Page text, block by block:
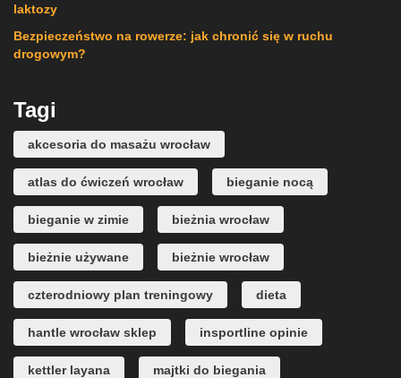
laktozy
Bezpieczeństwo na rowerze: jak chronić się w ruchu
drogowym?
Tagi
akcesoria do masażu wrocław
atlas do ćwiczeń wrocław bieganie nocą
bieganie w zimie bieżnia wrocław
bieżnie używane bieżnie wrocław
czterodniowy plan treningowy dieta
hantle wrocław sklep insportline opinie
kettler layana majtki do biegania